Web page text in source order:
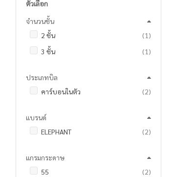
ตัวเลือก
จำนวนชั้น
2 ชั้น
1 ชิ้น
3 ชั้น
1 ชิ้น
ประเภทบิล
คาร์บอนในตัว
2รายการ
แบรนด์
ELEPHANT
2รายการ
แกรมกระดาษ
55
2รายการ